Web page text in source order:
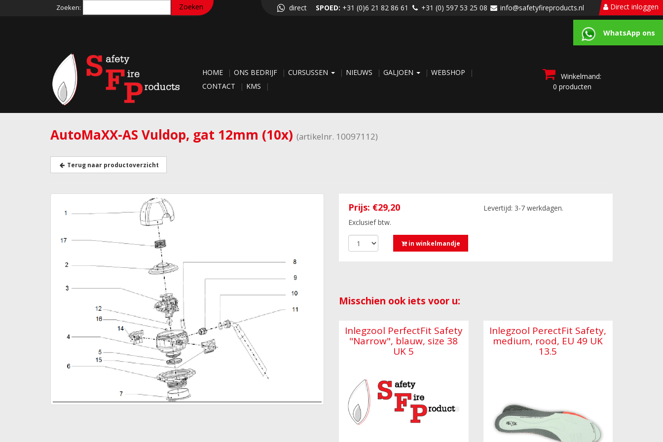
Zoeken: direct SPOED: +31 (0)6 21 82 86 61 +31 (0) 597 53 25 08 info@safetyfireproducts.nl Direct inloggen
WhatsApp ons
HOME ONS BEDRIJF CURSUSSEN NIEUWS GALJOEN
WEBSHOP
CONTACT
KMS
Winkelmand:
0 producten
AutoMaXX-AS Vuldop, gat 12mm (10x) (artikelnr. 10097112)
Terug naar productoverzicht
Prijs: €29,20
Exclusief btw.
in winkelmandje
Levertijd: 3-7 werkdagen.
Misschien ook iets voor u:
Inlegzool PerfectFit Safety
"Narrow", blauw, size 38
UK 5
Inlegzool PerectFit Safety,
medium, rood, EU 49 UK
13.5